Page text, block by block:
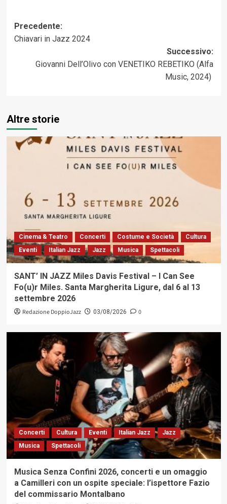
Navigazione
articolo
Precedente:
Chiavari in Jazz 2024
Successivo:
Giovanni Dell’Olivo con VENETIKO REBETIKO (Alfa
Music, 2024)
Altre storie
Cinema & Teatro Concerti Costume e Società
Cultura
Eventi
Italian Jazz Jazz Musica Spettacoli
SANT’ IN JAZZ Miles Davis Festival – I Can See
Fo(u)r Miles. Santa Margherita Ligure, dal 6 al 13
settembre 2026
Redazione DoppioJazz 03/08/2026 0
Concerti Cultura Eventi Italian Jazz
Jazz
Musica
Spettacoli
Musica Senza Confini 2026, concerti e un omaggio
a Camilleri con un ospite speciale: l’ispettore Fazio
del commissario Montalbano